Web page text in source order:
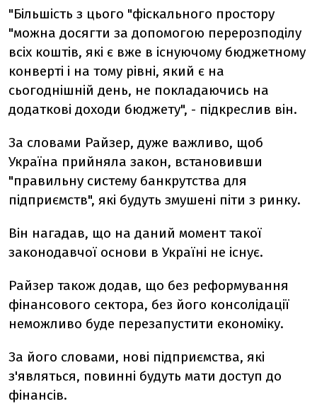
"Більшість з цього "фіскального простору
"можна досягти за допомогою перерозподілу
всіх коштів, які є вже в існуючому бюджетному
конверті і на тому рівні, який є на
сьогоднішній день, не покладаючись на
додаткові доходи бюджету", - підкреслив він.
За словами Райзер, дуже важливо, щоб
Україна прийняла закон, встановивши
"правильну систему банкрутства для
підприємств", які будуть змушені піти з ринку.
Він нагадав, що на даний момент такої
законодавчої основи в Україні не існує.
Райзер також додав, що без реформування
фінансового сектора, без його консолідації
неможливо буде перезапустити економіку.
За його словами, нові підприємства, які
з'являться, повинні будуть мати доступ до
фінансів.